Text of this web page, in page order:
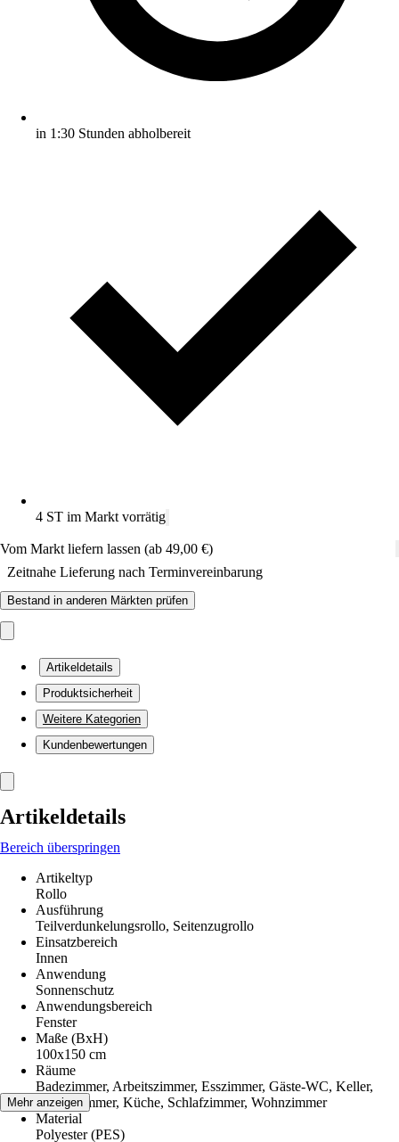
in 1:30 Stunden abholbereit
4 ST im Markt vorrätig
Vom Markt liefern lassen (ab 49,00 €)
Zeitnahe Lieferung nach Terminvereinbarung
Bestand in anderen Märkten prüfen
Artikeldetails
Produktsicherheit
Weitere Kategorien
Kundenbewertungen
Artikeldetails
Bereich überspringen
Artikeltyp
Rollo
Ausführung
Teilverdunkelungsrollo, Seitenzugrollo
Einsatzbereich
Innen
Anwendung
Sonnenschutz
Anwendungsbereich
Fenster
Maße (BxH)
100x150 cm
Räume
Badezimmer, Arbeitszimmer, Esszimmer, Gäste-WC, Keller,
Kinderzimmer, Küche, Schlafzimmer, Wohnzimmer
Material
Polyester (PES)
Mehr anzeigen